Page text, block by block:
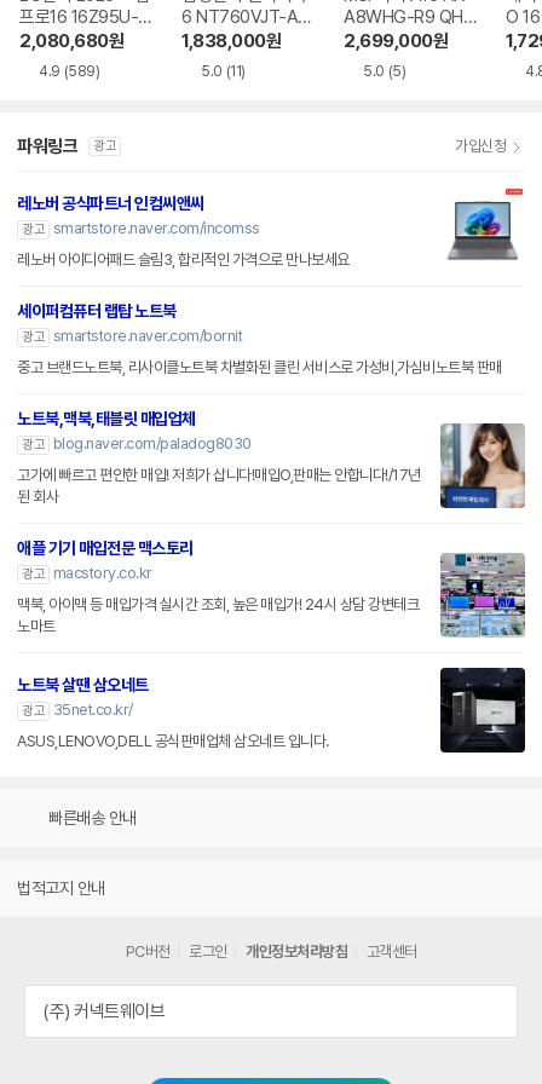
프로16 16Z95U-G
S5WK
2,080,680원
4.9 (589)
6 NT760VJT-A51
A
1,838,000원
5.0 (11)
A8WHG-R9 QHD
+
2,699,000원
5.0 (5)
O
1-
파워링크 광고 가입신청
레노버 공식파트너 인컴씨앤씨
광고 smartstore.naver.com/incomss
레노버 아이디어패드 슬림3, 합리적인 가격으로 만나보세요
세이퍼컴퓨터 랩탑 노트북
광고 smartstore.naver.com/bornit
중고 브랜드노트북, 리사이클노트북 차별화된 클린 서비스로 가성비,가심비노트북 판매
노트북,맥북,태블릿 매입업체
광고
blog.naver.com/paladog8030
고가에 빠르고 편안한 매입! 저희가 삽니다!매입O,판매는 안합니다!/17년
된 회사
애플 기기 매입전문 맥스토리
광고
macstory.co.kr
맥북, 아이맥 등 매입가격 실시간 조회, 높은 매입가! 24시 상담 강변테크
노마트
노트북 살땐 삼오네트
광고
35net.co.kr/
ASUS,LENOVO,DELL 공식판매업체 삼오네트 입니다.
빠른배송 안내
법적고지 안내
PC버전 로그인 개인정보처리방침 고객센터
(주) 커넥트웨이브